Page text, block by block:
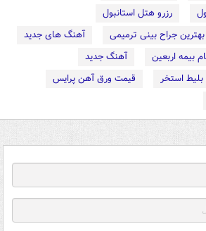
رزرو هتل استانبول
بهترین جراح بینی ترمیمی
آهنگ های جدید
بیمه اربعین
آهنگ جدید
استخر
قیمت ورق آهن پرایس